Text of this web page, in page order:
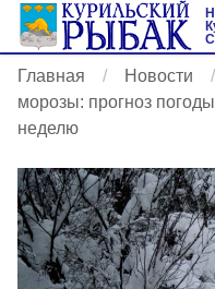
Главная Новости
морозы: прогноз
неделю